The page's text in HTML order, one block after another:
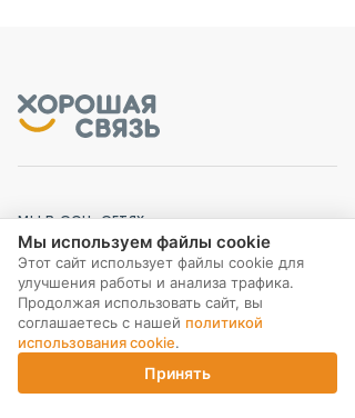
Корзина
МЫ В СОЦ. СЕТЯХ
ПОДПИСКА НА РАССЫЛКУ
Мы используем файлы cookie
Этот сайт использует файлы cookie для
улучшения работы и анализа трафика.
Продолжая использовать сайт, вы
соглашаетесь с нашей политикой
использования cookie.
Принять